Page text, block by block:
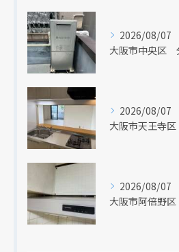
2026/08/07
2026/08/07
2026/08/07